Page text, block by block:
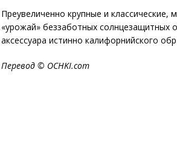
Преувеличенно крупные и
«урожай» беззаботных солнцезащитных
аксессуара истинно калифорнийского
Перевод © OCHKI.com